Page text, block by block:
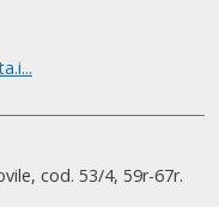
cod. 53/4, 59r-67r.